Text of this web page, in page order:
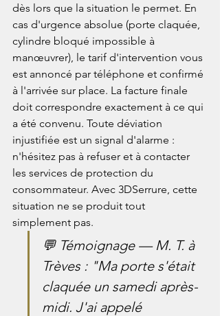
dès lors que la situation le permet. En
cas d'urgence absolue (porte claquée,
cylindre bloqué impossible à
manœuvrer), le tarif d'intervention vous
est annoncé par téléphone et confirmé
à l'arrivée sur place. La facture finale
doit correspondre exactement à ce qui
a été convenu. Toute déviation
injustifiée est un signal d'alarme :
n'hésitez pas à refuser et à contacter
les services de protection du
consommateur. Avec 3DSerrure, cette
situation ne se produit tout
simplement pas.
💬 Témoignage — M. T. à
Trèves : "Ma porte s'était
claquée un samedi après-
midi. J'ai appelé